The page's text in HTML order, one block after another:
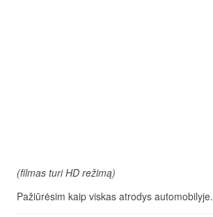
(filmas turi HD režimą)
Pažiūrėsim kaip viskas atrodys automobilyje.